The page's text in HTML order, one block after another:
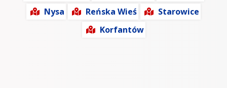
Nysa
Reńska Wieś
Starowice
Korfantów